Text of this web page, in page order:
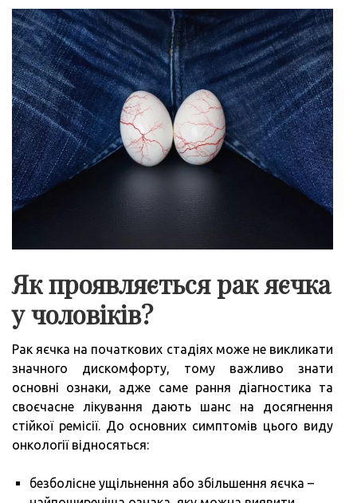
Як проявляється рак яєчка
у чоловіків?
Рак яєчка на початкових стадіях може не викликати
значного дискомфорту, тому важливо знати
основні ознаки, адже саме рання діагностика та
своєчасне лікування дають шанс на досягнення
стійкої ремісії. До основних симптомів цього виду
онкології відносяться:
безболісне ущільнення або збільшення яєчка –